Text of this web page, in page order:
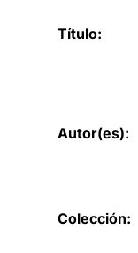
Título:
Autor(es):
Colección: